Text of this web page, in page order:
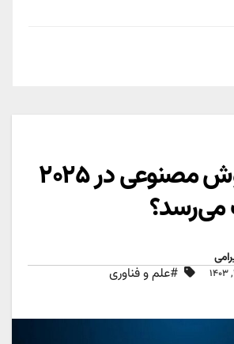
توسعۀ هوش مصنوعی در ۲۰۲۵
#علم و فناوری